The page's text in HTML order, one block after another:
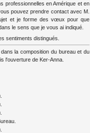
professionnelles en Amérique et en
pouvez prendre contact avec M.
et je forme des vœux pour que
le sens que je vous ai indiqué.
sentiments distingués.
la composition du bureau et du
l'ouverture de Ker-Anna.